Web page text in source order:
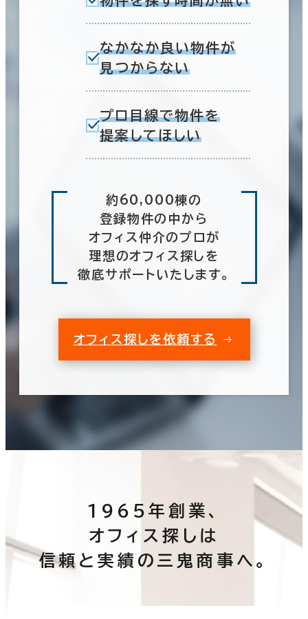
なかなか良い物件が
見つからない
プロ目線で物件を
提案してほしい
約60,000棟の
登録物件の中から
オフィス仲介のプロが
理想のオフィス探しを
徹底サポートいたします。
オフィス探しを依頼する
1965年創業、
オフィス探しは
信頼と実績の三鬼商事へ。